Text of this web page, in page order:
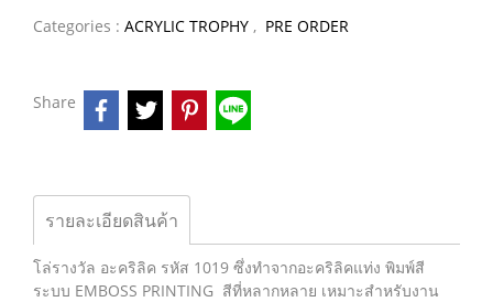
Categories : ACRYLIC TROPHY , PRE ORDER
Share
รายละเอียดสินค้า
โล่รางวัล อะคริลิค รหัส 1019 ซึ่งทำจากอะคริลิคแท่ง พิมพ์สี
ระบบ EMBOSS PRINTING สีที่หลากหลาย เหมาะสำหรับงาน